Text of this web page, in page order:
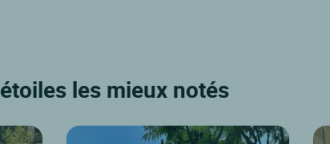
les mieux notés